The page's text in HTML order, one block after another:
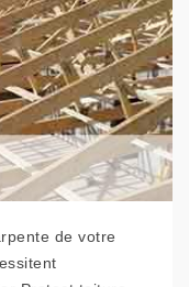
de votre